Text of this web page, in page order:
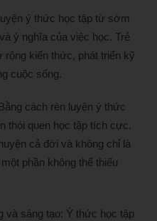
ý thức học tập từ sớm
ý nghĩa của việc học. Trẻ
rộng kiến thức, phát triển kỹ
cuộc sống.
cách rèn luyện ý thức
thói quen học tập tích cực.
cả đời và không chỉ là
phần không thể thiếu
sáng tạo: Ý thức học tập